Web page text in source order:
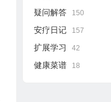
疑问解答 150
安疗日记 157
扩展学习 42
健康菜谱 18